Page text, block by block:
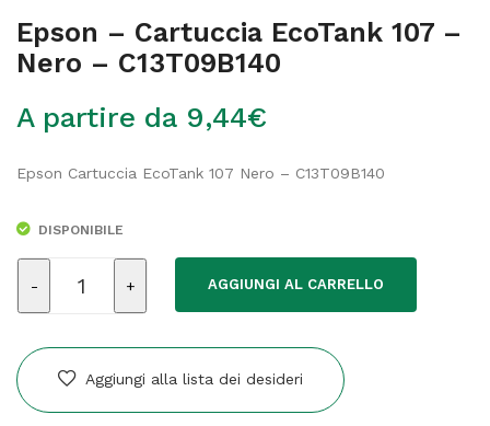
Epson – Cartuccia EcoTank 107 –
Nero – C13T09B140
A partire da 9,44€
Epson Cartuccia EcoTank 107 Nero – C13T09B140
DISPONIBILE
EcoTank
107
AGGIUNGI AL CARRELLO
Aggiungi alla lista dei desideri